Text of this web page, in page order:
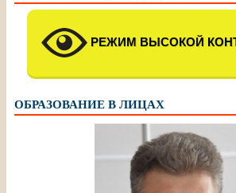
РЕЖИМ ВЫСОКОЙ
ОБРАЗОВАНИЕ В ЛИЦАХ